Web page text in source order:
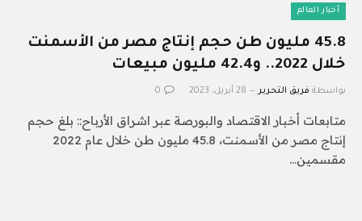
أخبار العالم
45.8 مليون طن حجم إنتاج مصر من الأسمنت
خلال 2022.. و42.4 مليون مبيعات
بواسطة فريق التحرير 28 أبريل، 2023 0
متابعات أخبار الاقتصاد والبورصة عبر اشراق الأرباح:: بلغ حجم
إنتاج مصر من الأسمنت، 45.8 مليون طن خلال عام 2022
مقسمين…